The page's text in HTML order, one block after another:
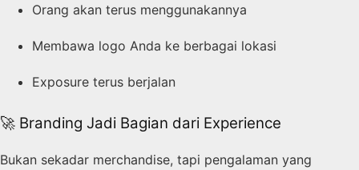
Orang akan terus menggunakannya
Membawa logo Anda ke berbagai lokasi
Exposure terus berjalan
🚀 Branding Jadi Bagian dari Experience
Bukan sekadar merchandise, tapi pengalaman yang